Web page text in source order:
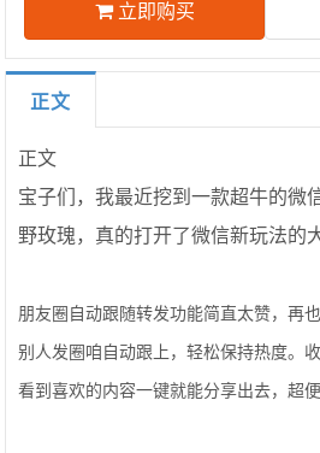
立即购买
正文
正文
宝子们，我最近挖到一款超牛的
野玫瑰，真的打开了微信新玩法的
朋友圈自动跟随转发功能简直太赞，再
别人发圈咱自动跟上，轻松保持热度。
看到喜欢的内容一键就能分享出去，超便